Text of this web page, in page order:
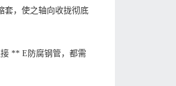
套，使之轴向收拢彻底
** E防腐钢管，都需